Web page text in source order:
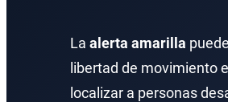
La alerta amarilla
libertad de movimiento
localizar a personas